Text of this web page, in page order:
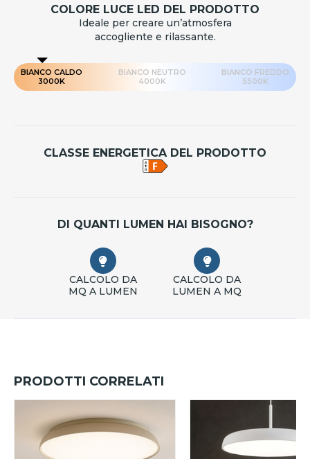
COLORE LUCE LED DEL PRODOTTO
Ideale per creare un’atmosfera
accogliente e rilassante.
BIANCO CALDO
3000K
BIANCO NEUTRO
4000K
BIANCO FREDDO
5500K
CLASSE ENERGETICA DEL PRODOTTO
DI QUANTI LUMEN HAI BISOGNO?
CALCOLO DA
MQ A LUMEN
CALCOLO DA
LUMEN A MQ
PRODOTTI CORRELATI